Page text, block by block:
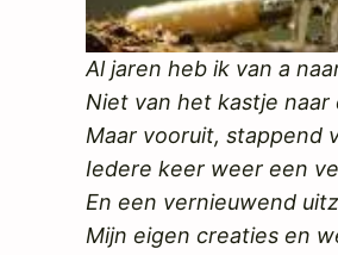
Al jaren heb ik van a
Niet van het kastje naar
Maar vooruit, stappend
Iedere keer weer een
En een vernieuwend
Mijn eigen creaties en